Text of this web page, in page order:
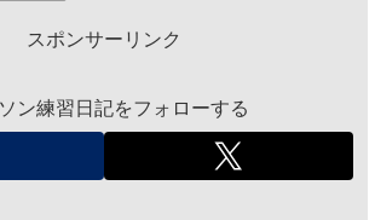
スポンサーリンク
ン練習日記をフォローする